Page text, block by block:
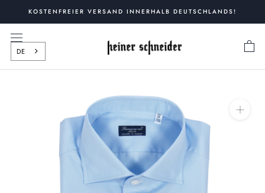
springen
KOSTENFREIER VERSAND INNERHALB DEUTSCHLANDS!
DE